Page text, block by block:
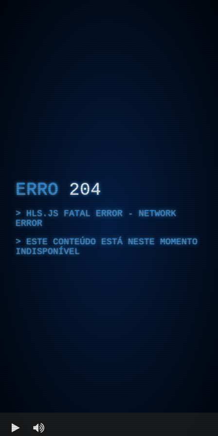
ERRO 204
HLS.JS FATAL ERROR - NETWORK
ERROR
ESTE CONTEÚDO ESTÁ NESTE MOMENTO
INDISPONÍVEL